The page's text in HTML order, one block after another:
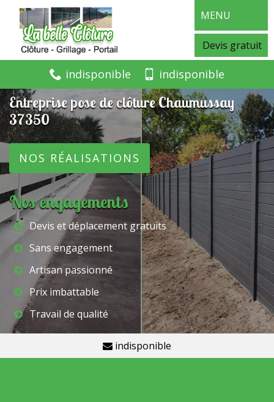
MENU
Devis gratuit
indisponible indisponible
Entreprise pose de clôture Chaumussay
37350
NOS RÉALISATIONS
Nos engagements
Devis et déplacement gratuits
Sans engagement
Artisan passionné
Prix imbattable
Travail de qualité
indisponible